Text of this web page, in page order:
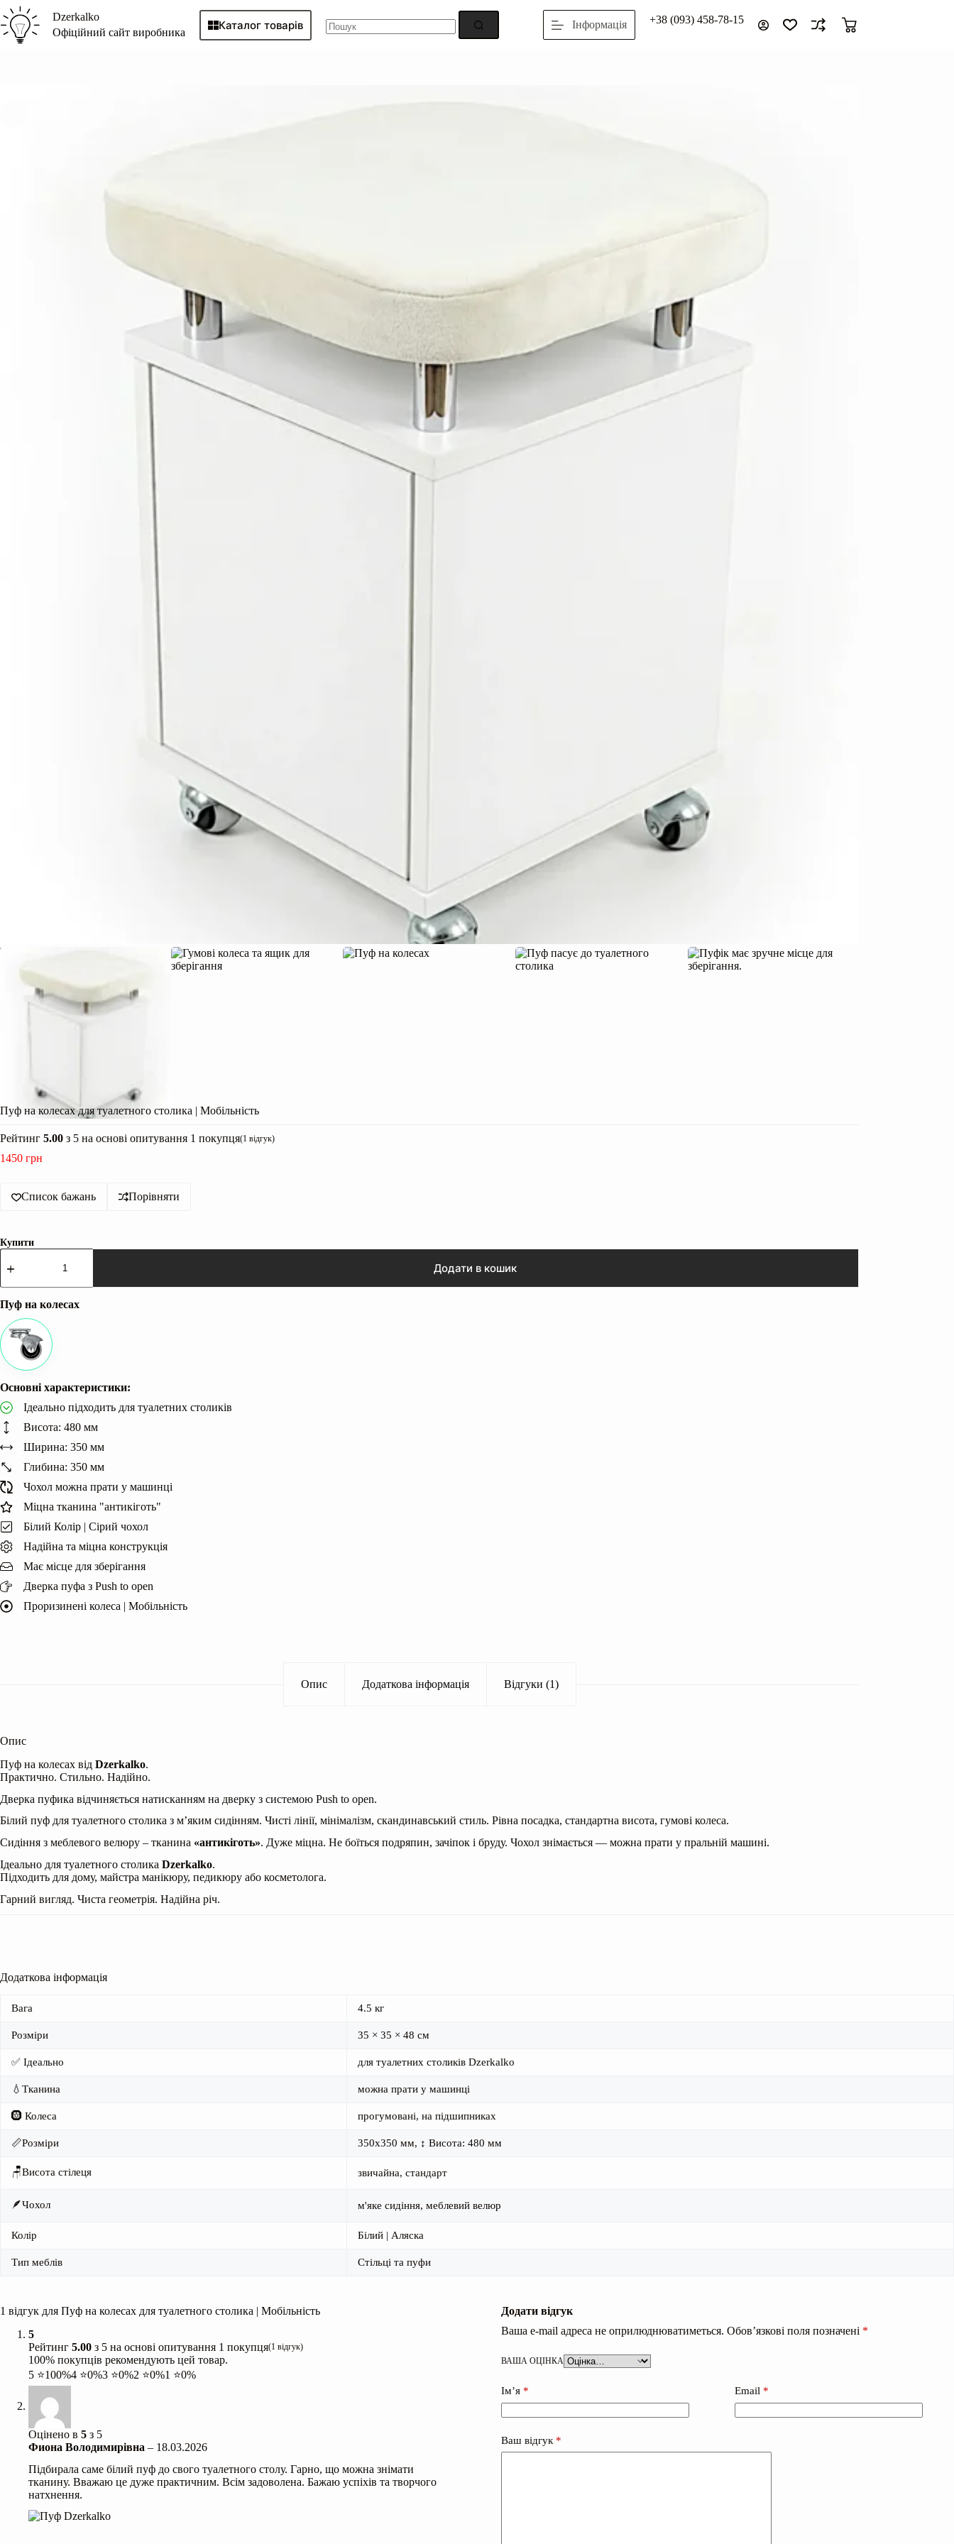
Перейти
до
вмісту
Dzerkalko
Офіційний сайт виробника
Каталог товарів
результатів
Інформація
+38 (093) 458-78-15
Кошик
Пуф на колесах для туалетного столика | Мобільність
Рейтинг 5.00 з 5 на основі опитування 1 покупця(1 відгук)
1450 грн
Список бажань Порівняти
Купити
Пуф
на
для
туалетного
столика
Мобільність
кількість
Додати в кошик
Пуф на колесах
Основні характеристики:
Ідеально підходить для туалетних столиків
Висота: 480 мм
Ширина: 350 мм
Глибина: 350 мм
Чохол можна прати у машинці
Міцна тканина "антикіготь"
Білий Колір | Сірий чохол
Надійна та міцна конструкція
Має місце для зберігання
Дверка пуфа з Push to open
Проризинені колеса | Мобільність
Опис Додаткова інформація Відгуки (1)
Опис
Пуф на колесах від Dzerkalko.
Практично. Стильно. Надійно.
Дверка пуфика відчиняється натисканням на дверку з системою Push to open.
Білий пуф для туалетного столика з м’яким сидінням. Чисті лінії, мінімалізм, скандинавський стиль. Рівна посадка, стандартна висота, гумові колеса.
Сидіння з меблевого велюру – тканина «антикіготь». Дуже міцна. Не боїться подряпин, зачіпок і бруду. Чохол знімається — можна прати у пральній машині.
Ідеально для туалетного столика Dzerkalko.
Підходить для дому, майстра манікюру, педикюру або косметолога.
Гарний вигляд. Чиста геометрія. Надійна річ.
Додаткова інформація
Вага 4.5 кг
Розміри 35 × 35 × 48 см
✅ Ідеально для туалетних столиків Dzerkalko
💧Тканина можна прати у машинці
🛞 Колеса прогумовані, на підшипниках
📏Розміри 350х350 мм, ↕︎ Висота: 480 мм
🪑Висота стілеця звичайна, стандарт
🪶Чохол м'яке сидіння, меблевий велюр
Колір Білий | Аляска
Тип меблів Cтільці та пуфи
1 відгук для Пуф на колесах для туалетного столика | Мобільність
5
Рейтинг 5.00 з 5 на основі опитування 1 покупця(1 відгук)
100% покупців рекомендують цей товар.
5 ⭐100%4 ⭐0%3 ⭐0%2 ⭐0%1 ⭐0%
Оцінено в 5 з 5
Фиона Володимирівна – 18.03.2026
Підбирала саме білий пуф до свого туалетного столу. Гарно, що можна знімати
тканину. Вважаю це дуже практичним. Всім задоволена. Бажаю успіхів та творчого
натхнення.
Додати відгук
Ваша e-mail адреса не оприлюднюватиметься. Обов’язкові поля позначені *
ВАША ОЦІНКА
Ім’я* Email *
Ваш відгук *